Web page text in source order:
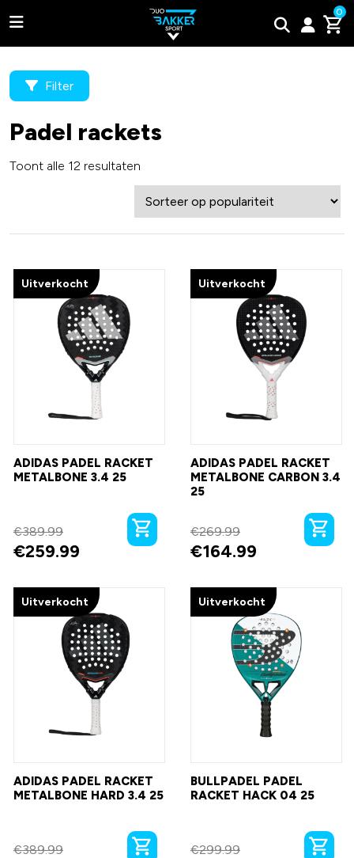
0
Adidas
Wilson
Tweede kans padel rackets
Filter
Padel rackets
Toont alle 12 resultaten
Uitverkocht
ADIDAS PADEL RACKET
METALBONE 3.4 25
€389.99
€259.99
Uitverkocht
ADIDAS PADEL RACKET
METALBONE CARBON 3.4
25
€269.99
€164.99
Uitverkocht
ADIDAS PADEL RACKET
METALBONE HARD 3.4 25
€389.99
Uitverkocht
BULLPADEL PADEL
RACKET HACK 04 25
€299.99